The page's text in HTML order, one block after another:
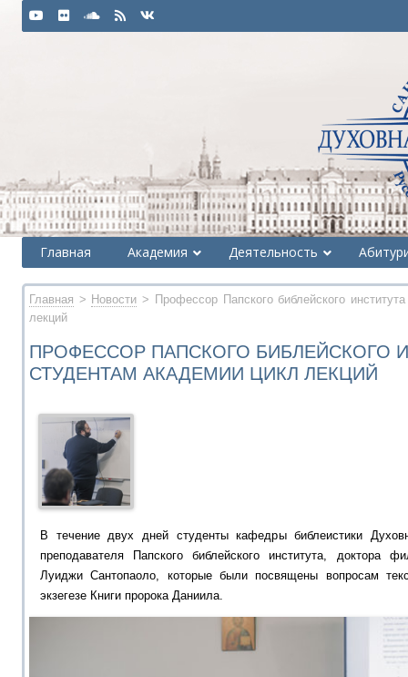
Главная Академия Деятельность
Главная > Новости > Профессор Папского библейского
лекций
ПРОФЕССОР ПАПСКОГО БИБЛЕЙСКОГО
СТУДЕНТАМ АКАДЕМИИ ЦИКЛ ЛЕКЦИЙ
В течение двух дней студенты кафедры библеистики
преподавателя Папского библейского института, доктора
Луиджи Сантопаоло, которые были посвящены вопросам
экзегезе Книги пророка Даниила.